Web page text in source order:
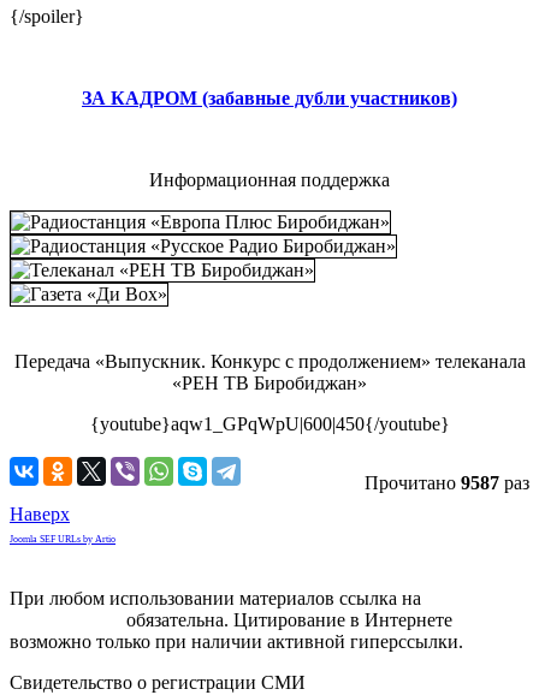
{/spoiler}
ЗА КАДРОМ (забавные дубли участников)
Информационная поддержка
Передача «Выпускник. Конкурс с продолжением» телеканала
«РЕН ТВ Биробиджан»
{youtube}aqw1_GPqWpU|600|450{/youtube}
Прочитано 9587 раз
Наверх
Joomla SEF URLs by Artio
При любом использовании материалов ссылка на
обязательна. Цитирование в Интернете
возможно только при наличии активной гиперссылки.
Свидетельство о регистрации СМИ